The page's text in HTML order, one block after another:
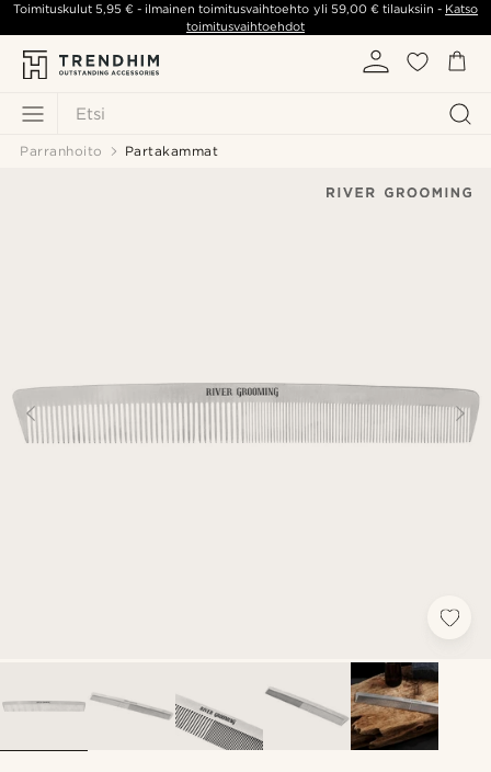
Etsi
Toimituskulut5,95 € - ilmainen toimitusvaihtoehto yli 59,00 €tilauksiin - Katso
toimitusvaihtoehdot
Parranhoito Partakammat